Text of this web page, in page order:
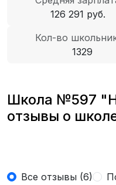
126 291 руб.
Кол-во
1329
Школа №597
отзывы о
Все отзывы (6)